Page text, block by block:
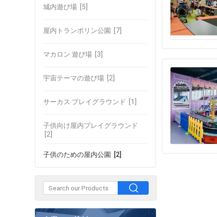
城内遊び場 [5]
屋内トランポリン公園 [7]
マカロン 遊び場 [3]
宇宙テーマの遊び場 [2]
サーカス プレイグラウンド [1]
子供向け屋内プレイグラウンド
[2]
子供のための屋内公園 [2]